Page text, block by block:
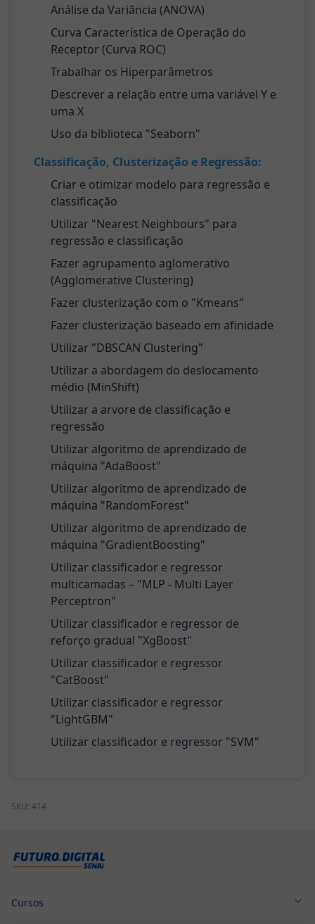
Análise da Variância (ANOVA)
Curva Característica de Operação do
Receptor (Curva ROC)
Trabalhar os Hiperparâmetros
Descrever a relação entre uma variável Y e
uma X
Uso da biblioteca "Seaborn"
Classificação, Clusterização e Regressão:
Criar e otimizar modelo para regressão e
classificação
Utilizar "Nearest Neighbours" para
regressão e classificação
Fazer agrupamento aglomerativo
(Agglomerative Clustering)
Fazer clusterização com o "Kmeans"
Fazer clusterização baseado em afinidade
Utilizar "DBSCAN Clustering"
Utilizar a abordagem do deslocamento
médio (MinShift)
Utilizar a arvore de classificação e
regressão
Utilizar algoritmo de aprendizado de
máquina "AdaBoost"
Utilizar algoritmo de aprendizado de
máquina "RandomForest"
Utilizar algoritmo de aprendizado de
máquina "GradientBoosting"
Utilizar classificador e regressor
multicamadas – "MLP - Multi Layer
Perceptron"
Utilizar classificador e regressor de
reforço gradual "XgBoost"
Utilizar classificador e regressor
"CatBoost"
Utilizar classificador e regressor
"LightGBM"
Utilizar classificador e regressor "SVM"
SKU: 414
Cursos